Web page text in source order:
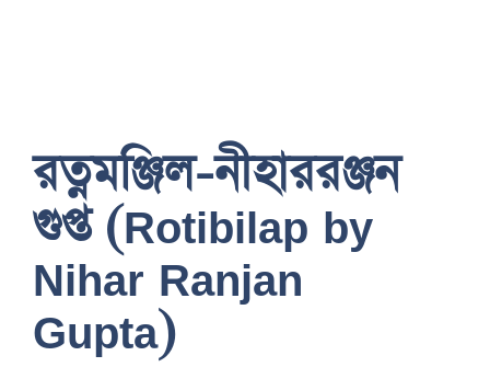
রত্নমঞ্জিল-নীহাররঞ্জন
গুপ্ত (Rotibilap by
Nihar Ranjan
Gupta)